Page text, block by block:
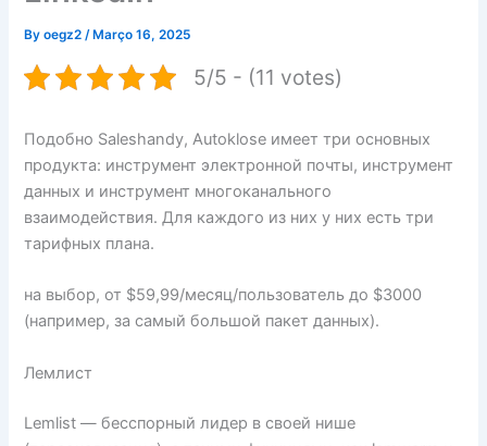
Byoegz2/ Março 16, 2025
5/5 - (11 votes)
Подобно Saleshandy, Autoklose имеет три основных
продукта: инструмент электронной почты, инструмент
данных и инструмент многоканального
взаимодействия. Для каждого из них у них есть три
тарифных плана.
на выбор, от $59,99/месяц/пользователь до $3000
(например, за самый большой пакет данных).
Лемлист
Lemlist — бесспорный лидер в своей нише